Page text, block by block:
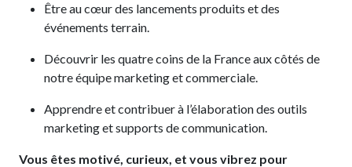
Être au cœur des lancements produits et des
événements terrain.
Découvrir les quatre coins de la France aux côtés de
notre équipe marketing et commerciale.
Apprendre et contribuer à l’élaboration des outils
marketing et supports de communication.
Vous êtes motivé, curieux, et vous vibrez pour